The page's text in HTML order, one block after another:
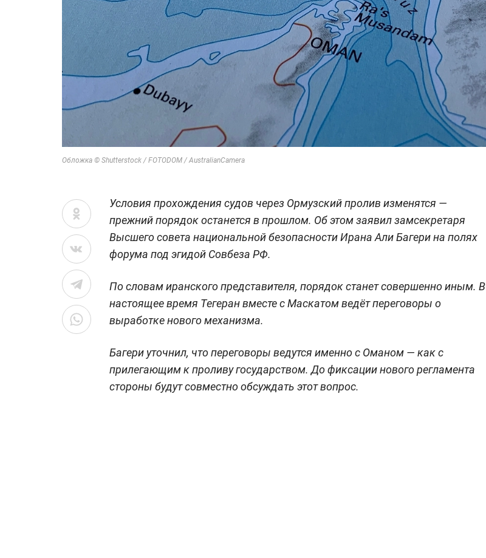
Обложка © Shutterstock / FOTODOM / AustralianCamera
Условия прохождения судов через Ормузский пролив изменятся —
прежний порядок останется в прошлом. Об этом заявил замсекретаря
Высшего совета национальной безопасности Ирана Али Багери на полях
форума под эгидой Совбеза РФ.
По словам иранского представителя, порядок станет совершенно иным. В
настоящее время Тегеран вместе с Маскатом ведёт переговоры о
выработке нового механизма.
Багери уточнил, что переговоры ведутся именно с Оманом — как с
прилегающим к проливу государством. До фиксации нового регламента
стороны будут совместно обсуждать этот вопрос.